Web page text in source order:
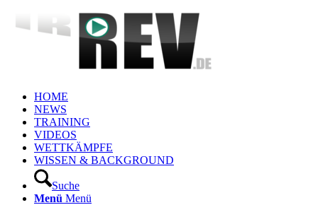
HOME
NEWS
TRAINING
VIDEOS
WETTKÄMPFE
WISSEN & BACKGROUND
Suche
Menü Menü